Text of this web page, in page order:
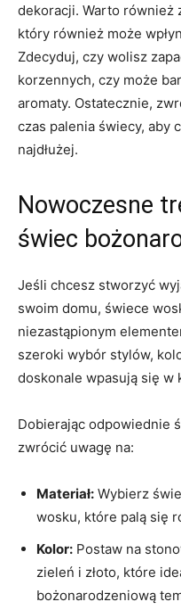
dekoracji. ⁤Warto ⁣również
który również może
⁣Zdecyduj, ‌czy wolisz
korzennych, czy może
⁣aromaty.⁤ Ostatecznie,
czas palenia⁤ świecy,⁣ aby
najdłużej.
Nowoczesne⁤
świec
Jeśli chcesz stworzyć
swoim domu,​ świece​
niezastąpionym
szeroki wybór ‌stylów,
doskonale⁣ wpasują ‍się ‌w
Dobierając⁢ odpowiednie
zwrócić uwagę na:
Materiał: Wybierz
wosku, które palą ⁤się
Kolor: ‌Postaw na⁣
zieleń i​ złoto, które
‍bożonarodzeniową